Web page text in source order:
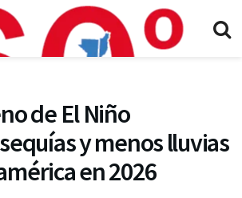
de El Niño
y menos lluvias
en 2026